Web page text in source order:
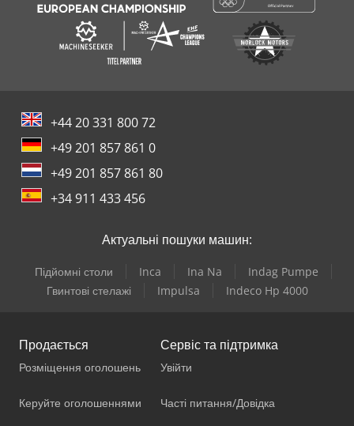
+44 20 331 800 72
+49 201 857 861 0
+49 201 857 861 80
+34 911 433 456
Актуальні пошуки машин:
Підйомні столи Inca Ina Na
Indag Pumpe
Гвинтові стелажі
Impulsa Indeco Hp 4000
Продається
Розміщення оголошень
Керуйте оголошеннями
Сервіс та підтримка
Увійти
Часті питання/Довідка